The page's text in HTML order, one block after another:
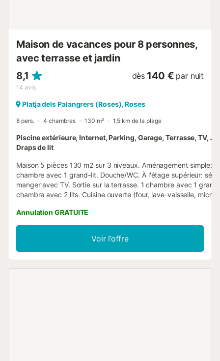
Maison de vacances pour 8 personnes,
avec terrasse et jardin
8,1
14 avis
dès 140 € par nuit
Platja dels Palangrers (Roses), Roses
8 pers. 4 chambres 130 m² 1,5 km de la plage
Piscine extérieure, Internet, Parking, Garage, Terrasse, TV,
Draps de lit
Maison 5 pièces 130 m2 sur 3 niveaux. Aménagement simple:
chambre avec 1 grand-lit. Douche/WC. À l'étage supérieur:
manger avec TV. Sortie sur la terrasse. 1 chambre avec 1
chambre avec 2 lits. Cuisine ouverte (four, lave-vaisselle,
terrasse. Terrasse 5 m2, terrasse 15 m2. Meubles de terrasse.
mer. A disposition: lave-linge. Garage. Veuillez noter: TV
HUTG010542 // Reg. Nr.:
Annulation GRATUITE
Voir l’offre